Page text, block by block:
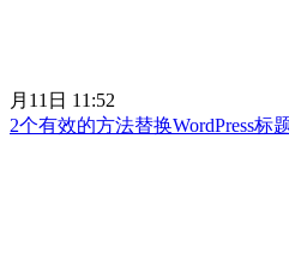
月11日 11:52
2个有效的方法替换WordPress标